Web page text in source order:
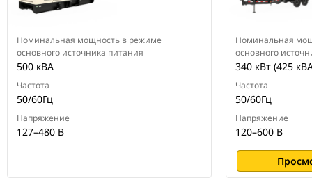
Номинальная мощность в режиме
основного источника питания
500 кВА
Частота
50/60Гц
Напряжение
127–480 В
Номинальная
основного
340 кВт (425
Частота
50/60Гц
Напряжение
120–600 В